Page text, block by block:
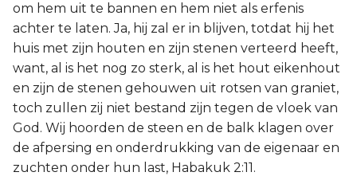
om hem uit te bannen en hem niet als erfenis
achter te laten. Ja, hij zal er in blijven, totdat hij het
huis met zijn houten en zijn stenen verteerd heeft,
want, al is het nog zo sterk, al is het hout eikenhout
en zijn de stenen gehouwen uit rotsen van graniet,
toch zullen zij niet bestand zijn tegen de vloek van
God. Wij hoorden de steen en de balk klagen over
de afpersing en onderdrukking van de eigenaar en
zuchten onder hun last, Habakuk 2:11.